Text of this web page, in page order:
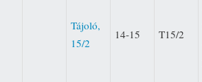
Tájoló,
15/2
14-15 T15/2